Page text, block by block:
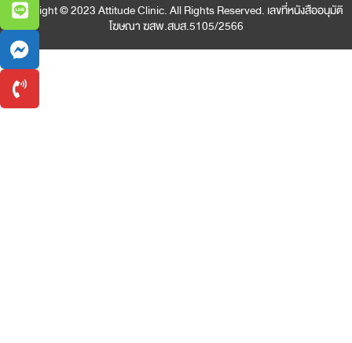
Copyright © 2023 Attitude Clinic. All Rights Reserved. เลขที่หนังสืออนุมัติ
โฆษณา ฆสพ.สบส.5105/2566